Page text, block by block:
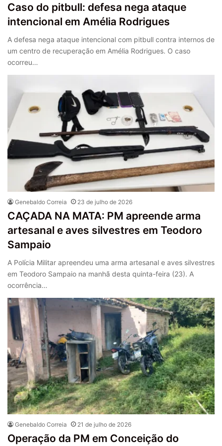
Caso do pitbull: defesa nega ataque
intencional em Amélia Rodrigues
A defesa nega ataque intencional com pitbull contra internos de
um centro de recuperação em Amélia Rodrigues. O caso
ocorreu…
Genebaldo Correia 23 de julho de 2026
CAÇADA NA MATA: PM apreende arma
artesanal e aves silvestres em Teodoro
Sampaio
A Polícia Militar apreendeu uma arma artesanal e aves silvestres
em Teodoro Sampaio na manhã desta quinta-feira (23). A
ocorrência…
Genebaldo Correia 21 de julho de 2026
Operação da PM em Conceição do